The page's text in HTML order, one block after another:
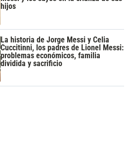
hijos
La historia de Jorge Messi y Celia
Cuccitinni, los padres de Lionel Messi:
problemas económicos, familia
dividida y sacrificio